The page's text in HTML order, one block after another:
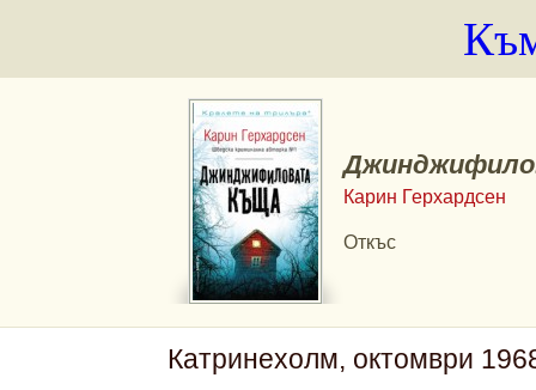
Карин Герхардсен
Откъс
Катринехолм, октомври